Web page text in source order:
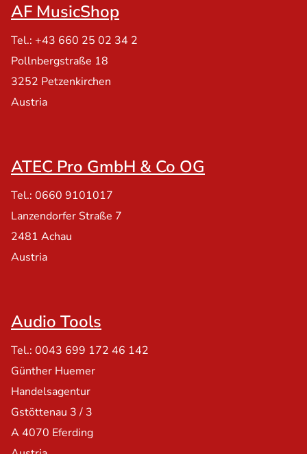
AF MusicShop
Tel.: +43 660 25 02 34 2
Pollnbergstraße 18
3252 Petzenkirchen
Austria
ATEC Pro GmbH & Co OG
Tel.: 0660 9101017
Lanzendorfer Straße 7
2481 Achau
Austria
Audio Tools
Tel.: 0043 699 172 46 142
Günther Huemer
Handelsagentur
Gstöttenau 3 / 3
A 4070 Eferding